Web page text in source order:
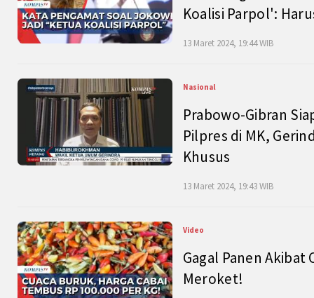
Koalisi Parpol':
13 Maret 2024, 19:44 WIB
Nasional
Prabowo-Gibran
Pilpres di MK,
Khusus
13 Maret 2024, 19:43 WIB
Video
Gagal Panen Akibat
Meroket!